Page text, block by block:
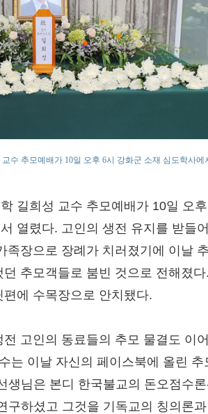
수 추모예배가 10일 오후 6시 강화군 소재 심도학사에
길희성 교수 추모예배가 10일 오
열렸다. 고인의 생전 유지를 받들
족장으로 장례가 치러졌기에 이날
추모객들로 붐빈 것으로 전해졌다
에 수목장으로 안치됐다.
고인의 동료들의 추모 물결도 이
는 이날 자신의 페이스북에 올린 추
생님은 본디 한국불교의 돈오점수론
구하셨고 그것을 기독교의 칭의론